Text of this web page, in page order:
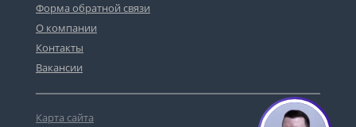
Форма обратной связи
О компании
Контакты
Вакансии
Карта сайта